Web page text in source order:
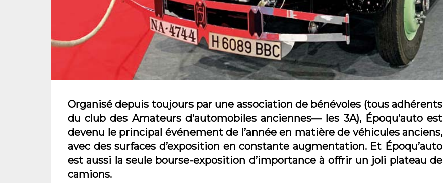
Organisé depuis toujours par une association de bénévoles (tous adhérents
du club des Amateurs d’automobiles anciennes— les 3A), Époqu’auto est
devenu le principal événement de l’année en matière de véhicules anciens,
avec des surfaces d’exposition en constante augmentation. Et Époqu’auto
est aussi la seule bourse-exposition d’importance à offrir un joli plateau de
camions.